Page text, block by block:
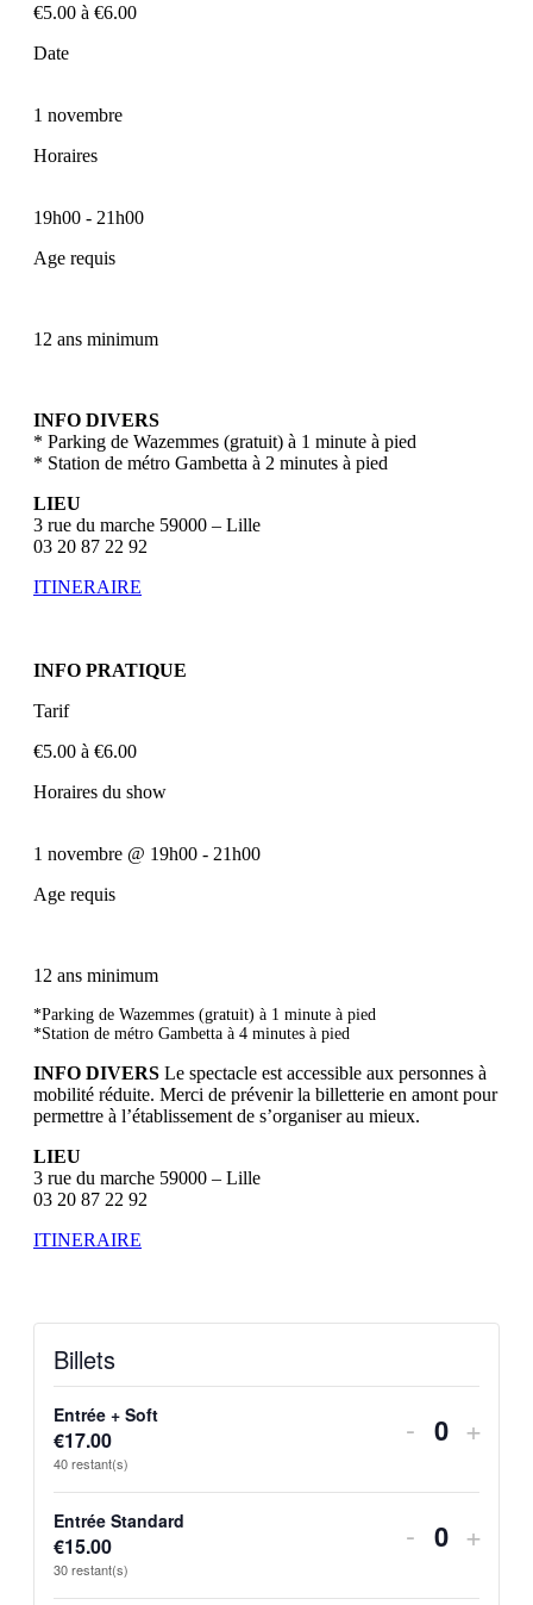
€5.00 à €6.00
Date
1 novembre
Horaires
19h00 - 21h00
Age requis
12 ans minimum
INFO DIVERS
* Parking de Wazemmes (gratuit) à 1 minute à pied
* Station de métro Gambetta à 2 minutes à pied
LIEU
3 rue du marche 59000 – Lille
03 20 87 22 92
ITINERAIRE
INFO PRATIQUE
Tarif
€5.00 à €6.00
Horaires du show
1 novembre @ 19h00 - 21h00
Age requis
12 ans minimum
*Parking de Wazemmes (gratuit) à 1 minute à pied
*Station de métro Gambetta à 4 minutes à pied
INFO DIVERS Le spectacle est accessible aux personnes à
mobilité réduite. Merci de prévenir la billetterie en amont pour
permettre à l’établissement de s’organiser au mieux.
LIEU
3 rue du marche 59000 – Lille
03 20 87 22 92
ITINERAIRE
Billets
Entrée + Soft
€17.00
40restant(s)
Diminuer
de
billets
-
de
+
Entrée Standard
€15.00
30restant(s)
Diminuer
- +